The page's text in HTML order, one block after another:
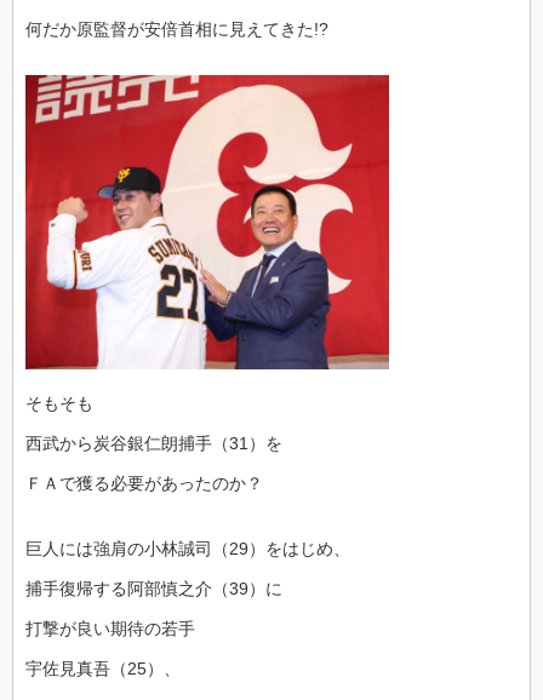
何だか原監督が安倍首相に見えてきた!?
そもそも
西武から炭谷銀仁朗捕手（31）を
ＦＡで獲る必要があったのか？
巨人には強肩の小林誠司（29）をはじめ、
捕手復帰する阿部慎之介（39）に
打撃が良い期待の若手
宇佐見真吾（25）、